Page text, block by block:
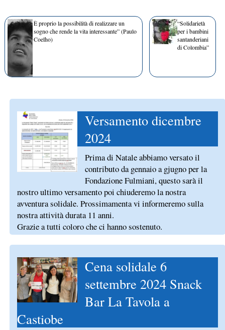
È proprio la possibilità di realizzare un
sogno che rende la vita interessante” (Paulo
Coelho)
“Solidarietà
per i bambini
santanderiani
di Colombia”
Versamento dicembre
2024
Prima di Natale abbiamo versato il
contributo da gennaio a gjugno per la
Fondazione Fulmiani, questo sarà il
nostro ultimo versamento poi chiuderemo la nostra
avventura solidale. Prossimamenta vi informeremo sulla
nostra attività durata 11 anni.
Grazie a tutti coloro che ci hanno sostenuto.
Cena solidale 6
settembre 2024 Snack
Bar La Tavola a
Castiobe